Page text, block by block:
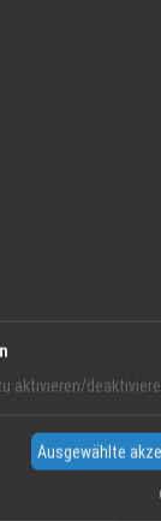
aktivieren/
Ausgewählte